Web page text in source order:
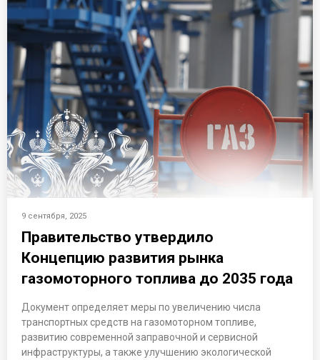
9 сентября, 2025
Правительство утвердило
Концепцию развития рынка
газомоторного топлива до 2035 года
Документ определяет меры по увеличению числа
транспортных средств на газомоторном топливе,
развитию современной заправочной и сервисной
инфраструктуры, а также улучшению экологической